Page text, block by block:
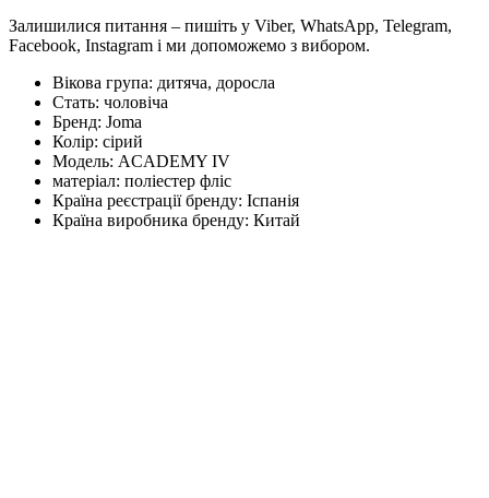
Залишилися питання – пишіть у Viber, WhatsApp, Telegram,
Facebook, Instagram і ми допоможемо з вибором.
Вікова група: дитяча, доросла
Стать: чоловіча
Бренд: Joma
Колір: сірий
Модель: ACADEMY IV
матеріал: поліестер фліс
Країна реєстрації бренду: Іспанія
Країна виробника бренду: Китай